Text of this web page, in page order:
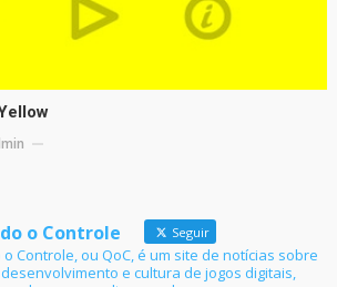
o Controle Seguir
Controle, ou QoC, é um site de notícias sobre
e cultura de jogos digitais,